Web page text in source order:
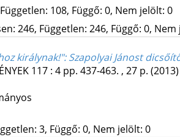
108, Függő: 0, Nem jelölt: 0
246, Független: 246, Függő: 0,
királynak!": Szapolyai Jánost
117: 4 pp. 437-463. , 27 p. (2013)
3, Függő: 0, Nem jelölt: 0